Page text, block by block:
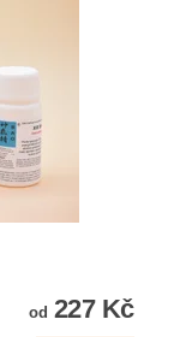
od 227 Kč